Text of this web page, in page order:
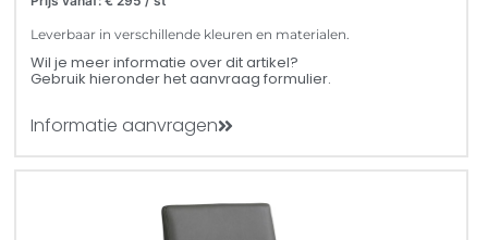
Leverbaar in verschillende kleuren en materialen.
Wil je meer informatie over dit artikel?
Gebruik hieronder het aanvraag formulier.
Informatie aanvragen